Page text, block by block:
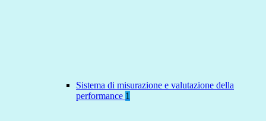
Sistema di misurazione e valutazione della
performance 1